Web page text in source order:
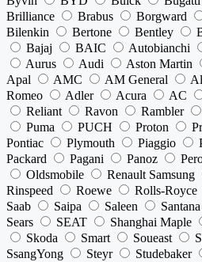
Brilliance
Brabus Borgward
Bilenkin
Bertone Bentley
Bajaj
BAIC Autobianchi
Aurus
Audi Aston Martin
Apal
AMC AM General
Romeo
Adler Acura AC
Reliant
Ravon Rambler
Puma
PUCH Proton
Pontiac
Plymouth Piaggio
Packard
Pagani Panoz
Oldsmobile
Renault Samsung
Rinspeed
Roewe Rolls-Royce
Saab
Saipa Saleen Santana
Sears
SEAT Shanghai Maple
Skoda
Smart Soueast
SsangYong
Steyr Studebaker